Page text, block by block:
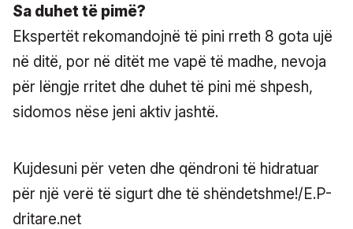
Sa duhet të pimë?
Ekspertët rekomandojnë të pini rreth 8 gota ujë
në ditë, por në ditët me vapë të madhe, nevoja
për lëngje rritet dhe duhet të pini më shpesh,
sidomos nëse jeni aktiv jashtë.
Kujdesuni për veten dhe qëndroni të hidratuar
për një verë të sigurt dhe të shëndetshme!/E.P-
dritare.net